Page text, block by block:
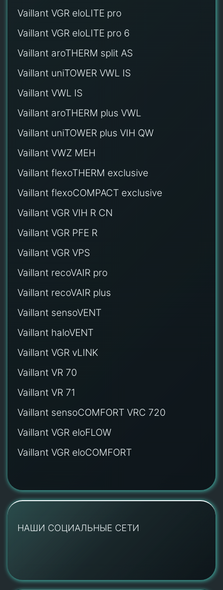
Vaillant VGR eloLITE pro
Vaillant VGR eloLITE pro 6
Vaillant aroTHERM split AS
Vaillant uniTOWER VWL IS
Vaillant VWL IS
Vaillant aroTHERM plus VWL
Vaillant uniTOWER plus VIH QW
Vaillant VWZ MEH
Vaillant flexoTHERM exclusive
Vaillant flexoCOMPACT exclusive
Vaillant VGR VIH R CN
Vaillant VGR PFE R
Vaillant VGR VPS
Vaillant recoVAIR pro
Vaillant recoVAIR plus
Vaillant sensoVENT
Vaillant haloVENT
Vaillant VGR vLINK
Vaillant VR 70
Vaillant VR 71
Vaillant sensoCOMFORT VRC 720
Vaillant VGR eloFLOW
Vaillant VGR eloCOMFORT
НАШИ СОЦИАЛЬНЫЕ СЕТИ